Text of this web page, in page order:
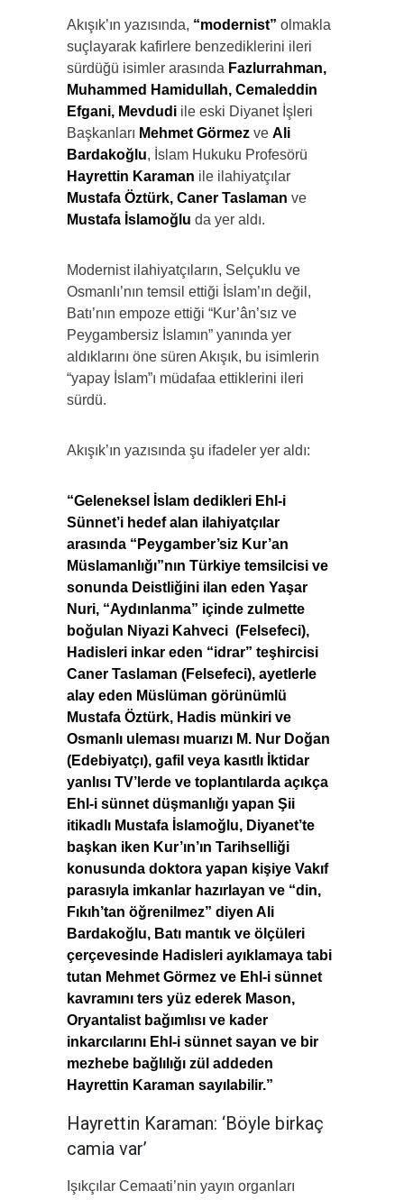
Akışık’ın yazısında, “modernist” olmakla
suçlayarak kafirlere benzediklerini ileri
sürdüğü isimler arasında Fazlurrahman,
Muhammed Hamidullah, Cemaleddin
Efgani, Mevdudi ile eski Diyanet İşleri
Başkanları Mehmet Görmez ve Ali
Bardakoğlu, İslam Hukuku Profesörü
Hayrettin Karaman ile ilahiyatçılar
Mustafa Öztürk, Caner Taslaman ve
Mustafa İslamoğlu da yer aldı.
Modernist ilahiyatçıların, Selçuklu ve
Osmanlı’nın temsil ettiği İslam’ın değil,
Batı’nın empoze ettiği “Kur’ân’sız ve
Peygambersiz İslamın” yanında yer
aldıklarını öne süren Akışık, bu isimlerin
“yapay İslam”ı müdafaa ettiklerini ileri
sürdü.
Akışık’ın yazısında şu ifadeler yer aldı:
“Geleneksel İslam dedikleri Ehl-i
Sünnet’i hedef alan ilahiyatçılar
arasında “Peygamber’siz Kur’an
Müslamanlığı”nın Türkiye temsilcisi ve
sonunda Deistliğini ilan eden Yaşar
Nuri, “Aydınlanma” içinde zulmette
boğulan Niyazi Kahveci (Felsefeci),
Hadisleri inkar eden “idrar” teşhircisi
Caner Taslaman (Felsefeci), ayetlerle
alay eden Müslüman görünümlü
Mustafa Öztürk, Hadis münkiri ve
Osmanlı uleması muarızı M. Nur Doğan
(Edebiyatçı), gafil veya kasıtlı İktidar
yanlısı TV’lerde ve toplantılarda açıkça
Ehl-i sünnet düşmanlığı yapan Şii
itikadlı Mustafa İslamoğlu, Diyanet’te
başkan iken Kur’ın’ın Tarihselliği
konusunda doktora yapan kişiye Vakıf
parasıyla imkanlar hazırlayan ve “din,
Fıkıh’tan öğrenilmez” diyen Ali
Bardakoğlu, Batı mantık ve ölçüleri
çerçevesinde Hadisleri ayıklamaya tabi
tutan Mehmet Görmez ve Ehl-i sünnet
kavramını ters yüz ederek Mason,
Oryantalist bağımlısı ve kader
inkarcılarını Ehl-i sünnet sayan ve bir
mezhebe bağlılığı zül addeden
Hayrettin Karaman sayılabilir.”
Hayrettin Karaman: ‘Böyle birkaç
camia var’
Işıkçılar Cemaati’nin yayın organları